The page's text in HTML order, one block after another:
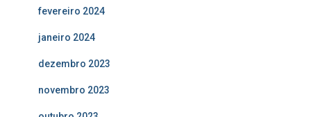
fevereiro 2024
janeiro 2024
dezembro 2023
novembro 2023